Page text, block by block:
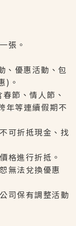
張。
、優惠活動、包
)。
節、情人節、
年等連續假期不
可折抵現金、找
格進行折抵。
無法兌換優惠
司保有調整活動